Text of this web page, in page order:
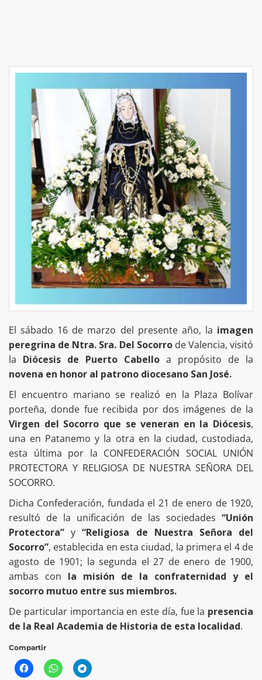
El sábado 16 de marzo del presente año, la imagen
peregrina de Ntra. Sra. Del Socorrode Valencia, visitó
la Diócesis de Puerto Cabello a propósito de la
novena en honor al patrono diocesano San José.
El encuentro mariano se realizó en la Plaza Bolívar
porteña, donde fue recibida por dos imágenes de la
Virgen del Socorro que se veneran en la Diócesis,
una en Patanemo y la otra en la ciudad, custodiada,
esta última por la CONFEDERACIÓN SOCIAL UNIÓN
PROTECTORA Y RELIGIOSA DE NUESTRA SEÑORA DEL
SOCORRO.
Dicha Confederación, fundada el 21 de enero de 1920,
resultó de la unificación de las sociedades “Unión
Protectora” y“Religiosa de Nuestra Señora del
Socorro”, establecida en esta ciudad, la primera el 4 de
agosto de 1901; la segunda el 27 de enero de 1900,
ambas con la misión de la confraternidad y el
socorro mutuo entre sus miembros.
De particular importancia en este día, fue la presencia
de la Real Academia de Historia de esta localidad.
Compartir